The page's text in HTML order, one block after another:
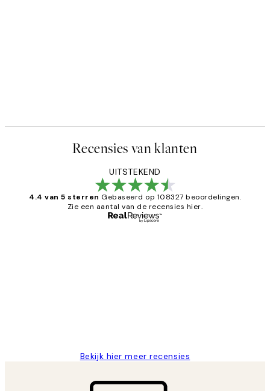
Recensies van klanten
UITSTEKEND
4.4 van 5 sterren Gebaseerd op 108327 beoordelingen.
Zie een aantal van de recensies hier.
Bekijk hier meer recensies